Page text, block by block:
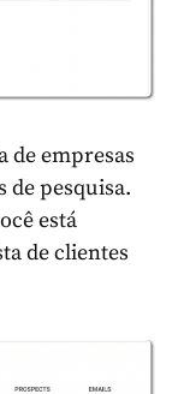
de empresas
de pesquisa.
está
de clientes